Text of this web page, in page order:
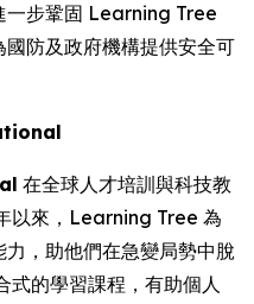
一步鞏固 Learning Tree
防及政府機構提供安全可
在全球人才培訓與科技教
以來，Learning Tree 為
，助他們在急變局勢中脫
式的學習課程，有助個人